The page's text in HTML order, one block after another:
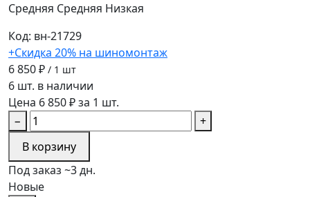
Средняя Средняя Низкая
Код: вн-21729
+Скидка 20% на шиномонтаж
6 850 ₽ / 1 шт
6 шт. в наличии
Цена 6 850 ₽ за 1 шт.
−
+
В корзину
Под заказ ~3 дн.
Новые